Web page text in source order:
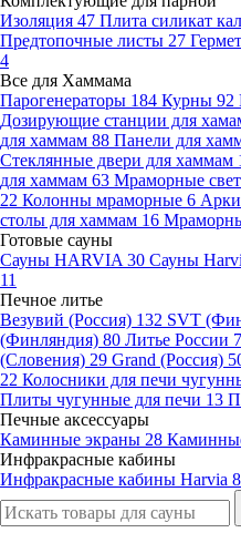
Изоляция 47 Плита силикат
Предтопочные листы 27
4
Все для Хаммама
Парогенераторы 184 Курны 92
Дозирующие станции для
для хаммам 88 Панели для
Стеклянные двери для хаммам
для хаммам 63 Мраморные
22 Колонны мраморные 6
столы для хаммам 16
Готовые сауны
Сауны HARVIA 30 Сауны
11
Печное литье
Везувий (Россия) 132 SVT
(Финляндия) 80 Литье России 7
(Словения) 29 Grand (Россия)
22 Колосники для печи
Плиты чугунные для печи 13
Печные аксессуары
Каминные экраны 28
Инфракрасные кабины
Инфракрасные кабины Harvia 8